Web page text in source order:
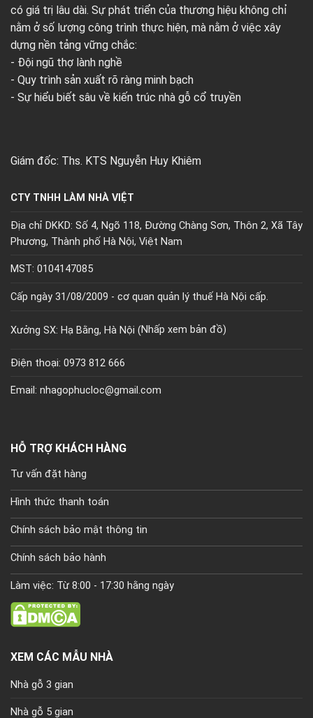
có giá trị lâu dài. Sự phát triển của thương hiệu không chỉ
nằm ở số lượng công trình thực hiện, mà nằm ở việc xây
dựng nền tảng vững chắc:
- Đội ngũ thợ lành nghề
- Quy trình sản xuất rõ ràng minh bạch
- Sự hiểu biết sâu về kiến trúc nhà gỗ cổ truyền
Giám đốc: Ths. KTS Nguyễn Huy Khiêm
CTY TNHH LÀM NHÀ VIỆT
Địa chỉ DKKD: Số 4, Ngõ 118, Đường Chàng Sơn, Thôn 2, Xã Tây
Phương, Thành phố Hà Nội, Việt Nam
MST: 0104147085
Cấp ngày 31/08/2009 - cơ quan quản lý thuế Hà Nội cấp.
Xưởng SX: Hạ Bằng, Hà Nội (Nhấp xem bản đồ)
Điện thoại: 0973 812 666
Email: nhagophucloc@gmail.com
HỖ TRỢ KHÁCH HÀNG
Tư vấn đặt hàng
Hình thức thanh toán
Chính sách bảo mật thông tin
Chính sách bảo hành
Làm việc: Từ 8:00 - 17:30 hằng ngày
XEM CÁC MẪU NHÀ
Nhà gỗ 3 gian
Nhà gỗ 5 gian